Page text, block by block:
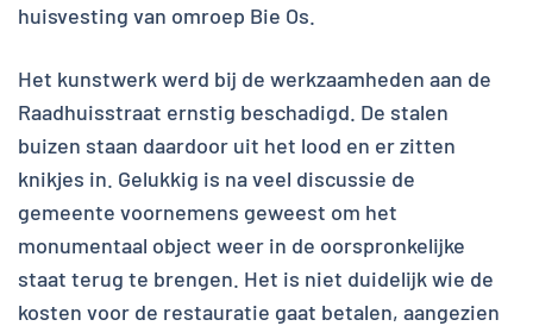
huisvesting van omroep Bie Os.
Het kunstwerk werd bij de werkzaamheden aan de
Raadhuisstraat ernstig beschadigd. De stalen
buizen staan daardoor uit het lood en er zitten
knikjes in. Gelukkig is na veel discussie de
gemeente voornemens geweest om het
monumentaal object weer in de oorspronkelijke
staat terug te brengen. Het is niet duidelijk wie de
kosten voor de restauratie gaat betalen, aangezien